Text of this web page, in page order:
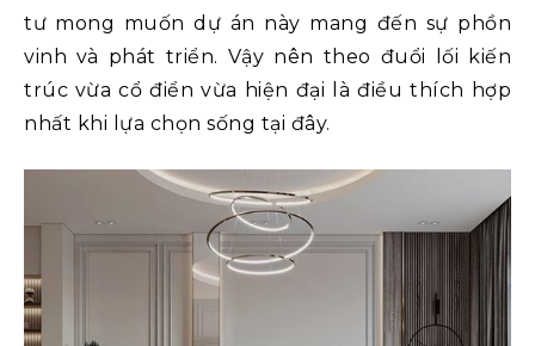
tư mong muốn dự án này mang đến sự phồn
vinh và phát triển. Vậy nên theo đuổi lối kiến
trúc vừa cổ điển vừa hiện đại là điều thích hợp
nhất khi lựa chọn sống tại đây.